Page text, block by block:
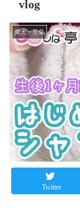
vlog
柴犬・豆柴
Twitter